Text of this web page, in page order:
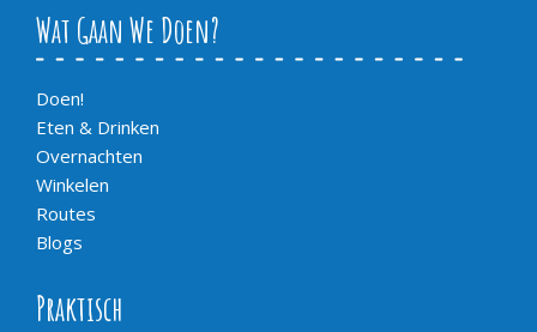
Wat Gaan We Doen?
Doen!
Eten & Drinken
Overnachten
Winkelen
Routes
Blogs
Praktisch